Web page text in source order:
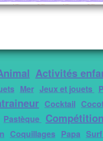
Activités
Mer Jeux et jouets
Cocktail
Pastèque
Coquillages Papa Surf